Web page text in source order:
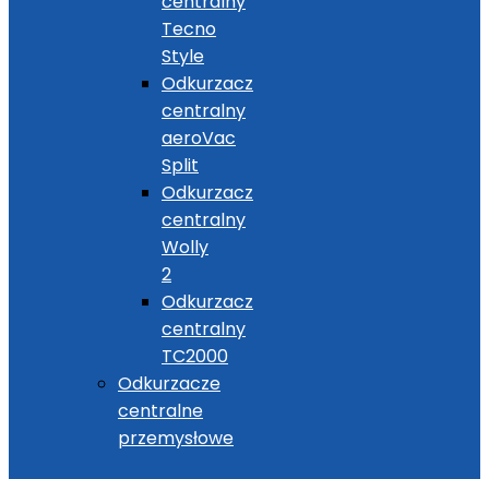
Tecno
Style
Odkurzacz
centralny
aeroVac
Split
Odkurzacz
centralny
Wolly
2
Odkurzacz
centralny
TC2000
Odkurzacze
centralne
przemysłowe